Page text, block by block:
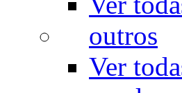
outros
Ver